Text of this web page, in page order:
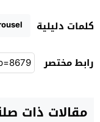
كلمات دليلية
رابط مختصر
مقالات ذات